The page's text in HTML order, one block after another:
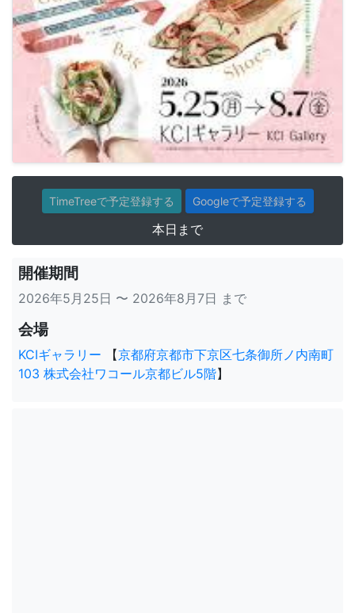
TimeTreeで予定登録する Googleで予定登録する
本日まで
開催期間
2026年5月25日 〜 2026年8月7日 まで
会場
KCIギャラリー 【京都府京都市下京区七条御所ノ内南町
103 株式会社ワコール京都ビル5階】